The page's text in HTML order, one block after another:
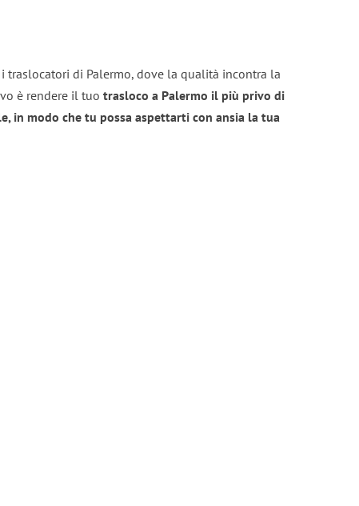
traslocatori di Palermo, dove la qualità incontra la
è rendere il tuo trasloco a Palermo il più privo di
in modo che tu possa aspettarti con ansia la tua